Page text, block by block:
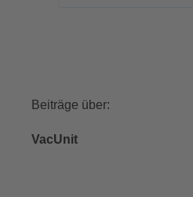
Beiträge über:
VacUnit